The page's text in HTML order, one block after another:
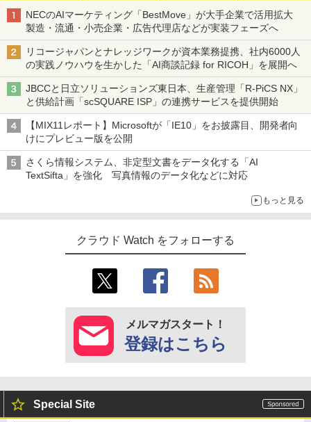
NECのAIマーケティング「BestMove」が大手企業で活用拡大
製造・流通・小売企業・広告代理店などが実装フェーズへ
リコージャパンとナレッジワークが資本業務提携、社内6000人
の実践ノウハウを生かした「AI商談記録 for RICOH」を展開へ
JBCCと日立ソリューションズ東日本、生産管理「R-PiCS NX」
と供給計画「scSQUARE ISP」の連携サービスを提供開始
【MIX11レポート】Microsoftが「IE10」をお披露目、開発者向
けにプレビュー版を公開
さくら情報システム、非定型文書をデータ化する「AI
TextSifta」を強化 写真情報のデータ化などに対応
もっと見る
クラウド Watch をフォローする
メルマガスタート！
登録はこちら
Special Site